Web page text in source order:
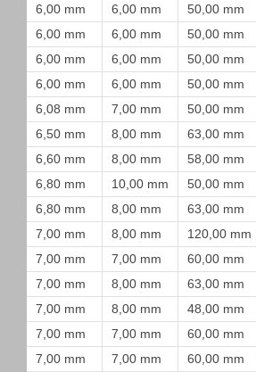
6,00 mm
6,00 mm 50,00 mm
6,00 mm
6,00 mm 50,00 mm
6,00 mm
6,00 mm 50,00 mm
6,00 mm
6,00 mm 50,00 mm
6,08 mm
7,00 mm 50,00 mm
6,50 mm
8,00 mm 63,00 mm
6,60 mm
8,00 mm 58,00 mm
6,80 mm
10,00 mm 50,00 mm
6,80 mm
8,00 mm 63,00 mm
7,00 mm
8,00 mm 120,00 mm
7,00 mm
7,00 mm 60,00 mm
7,00 mm
8,00 mm 63,00 mm
7,00 mm
8,00 mm 48,00 mm
7,00 mm
7,00 mm 60,00 mm
7,00 mm
7,00 mm 60,00 mm